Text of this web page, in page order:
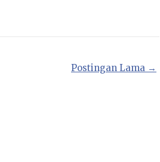
Postingan Lama →